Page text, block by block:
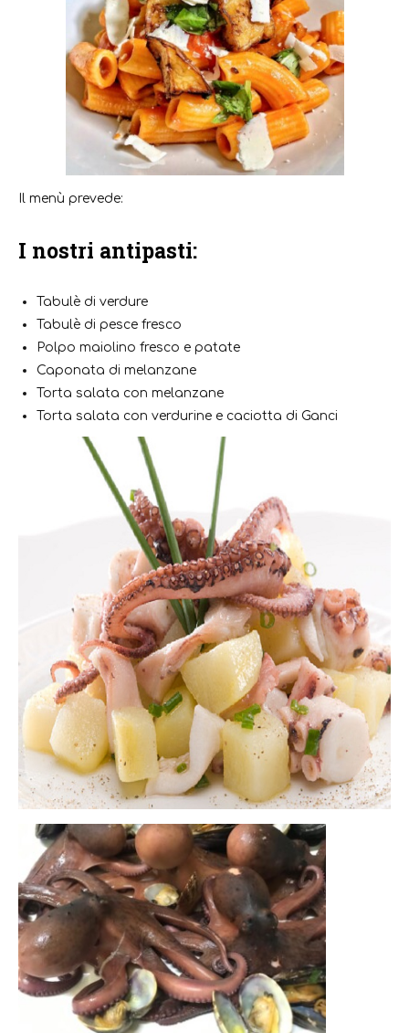
Il menù prevede:
I nostri antipasti:
Tabulè di verdure
Tabulè di pesce fresco
Polpo maiolino fresco e patate
Caponata di melanzane
Torta salata con melanzane
Torta salata con verdurine e caciotta di Ganci